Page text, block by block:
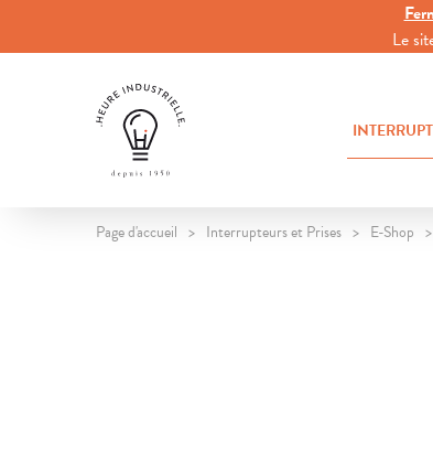
Le
Page d'accueil Interrupteurs et Prises E-Shop